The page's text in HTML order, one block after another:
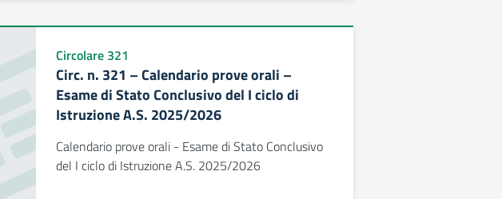
Circolare 321
Circ. n. 321 – Calendario prove orali –
Esame di Stato Conclusivo del I ciclo di
Istruzione A.S. 2025/2026
Calendario prove orali - Esame di Stato Conclusivo
del I ciclo di Istruzione A.S. 2025/2026